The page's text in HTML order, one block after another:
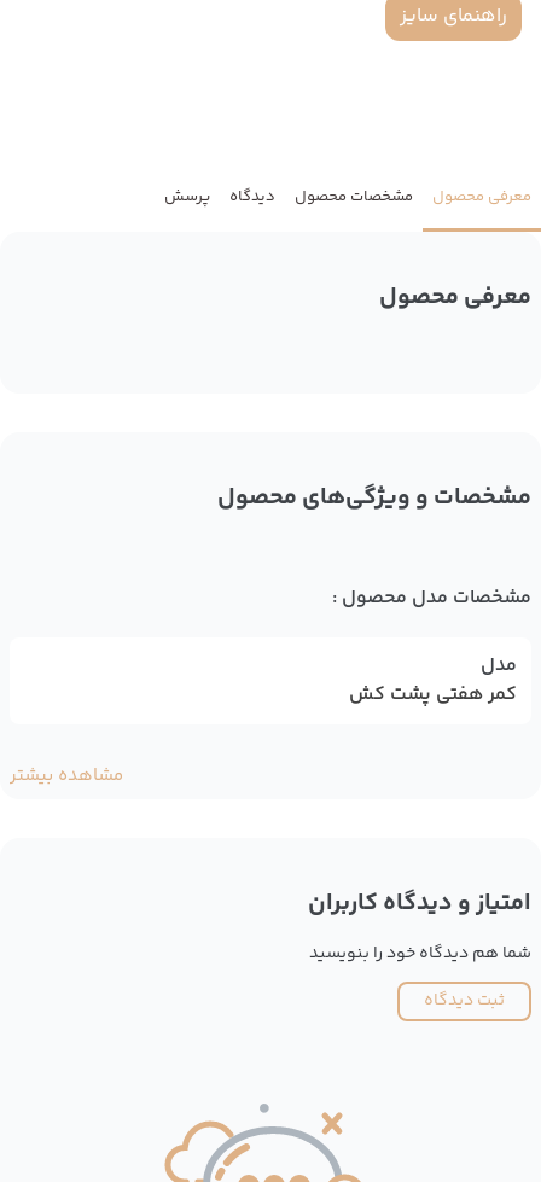
راهنمای سایز
معرفی محصول مشخصات محصول دیدگاه پرسش
معرفی محصول
مشخصات و ویژگی‌های محصول
مشخصات مدل محصول :
مدل
کمر هفتی پشت کش
مشاهده بیشتر
امتیاز و دیدگاه کاربران
شما هم دیدگاه خود را بنویسید
ثبت دیدگاه